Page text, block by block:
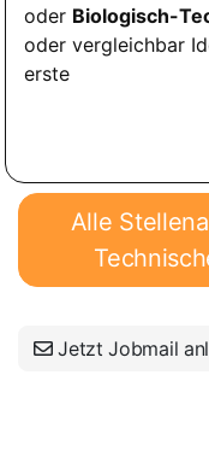
oder Biologisch-
oder vergleichbar
erste
Alle
Jetzt Jobmail